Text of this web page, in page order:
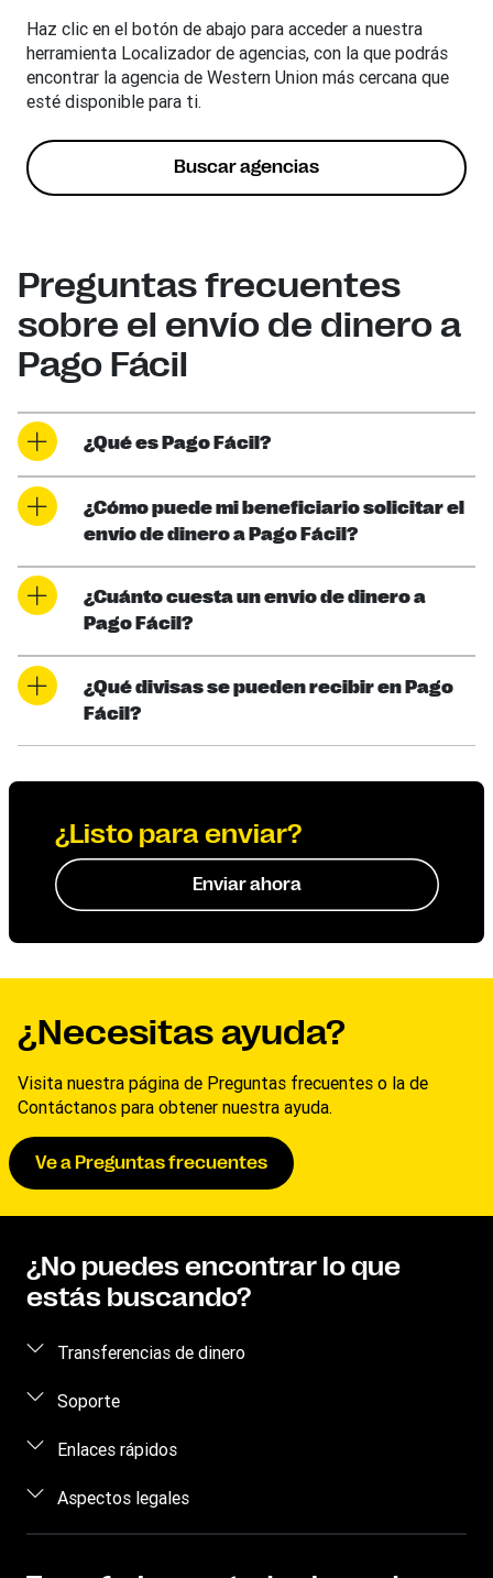
Haz clic en el botón de abajo para acceder a nuestra
herramienta Localizador de agencias, con la que podrás
encontrar la agencia de Western Union más cercana que
esté disponible para ti.
Buscar agencias
Preguntas frecuentes
sobre el envío de dinero a
Pago Fácil
¿Qué es Pago Fácil?
¿Cómo puede mi beneficiario solicitar el
envío de dinero a Pago Fácil?
¿Cuánto cuesta un envío de dinero a
Pago Fácil?
¿Qué divisas se pueden recibir en Pago
Fácil?
¿Listo para enviar?
Enviar ahora
¿Necesitas ayuda?
Visita nuestra página de Preguntas frecuentes o la de
Contáctanos para obtener nuestra ayuda.
Ve a Preguntas frecuentes
¿No puedes encontrar lo que
estás buscando?
Transferencias de dinero
Enviar dinero
Dónde Encontrarnos
Aplicación móvil
Convertidor de moneda
Soporte
Concienciación sobre el fraude
Enlaces rápidos
Iniciar sesión
Regístrate
Aspectos legales